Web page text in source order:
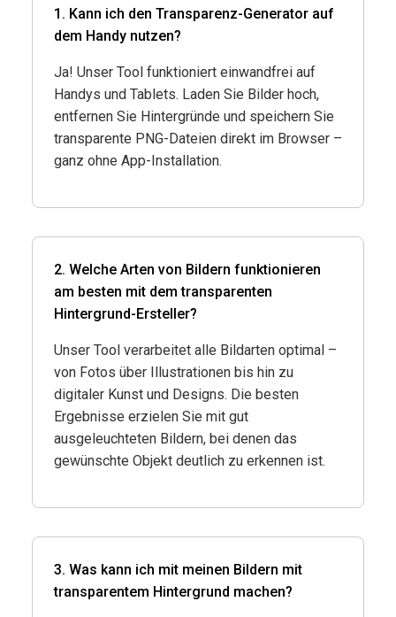
1. Kann ich den Transparenz-Generator auf
dem Handy nutzen?
Ja! Unser Tool funktioniert einwandfrei auf
Handys und Tablets. Laden Sie Bilder hoch,
entfernen Sie Hintergründe und speichern Sie
transparente PNG-Dateien direkt im Browser –
ganz ohne App-Installation.
2. Welche Arten von Bildern funktionieren
am besten mit dem transparenten
Hintergrund-Ersteller?
Unser Tool verarbeitet alle Bildarten optimal –
von Fotos über Illustrationen bis hin zu
digitaler Kunst und Designs. Die besten
Ergebnisse erzielen Sie mit gut
ausgeleuchteten Bildern, bei denen das
gewünschte Objekt deutlich zu erkennen ist.
3. Was kann ich mit meinen Bildern mit
transparentem Hintergrund machen?